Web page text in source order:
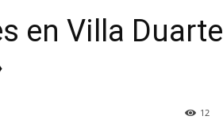
en Villa Duarte
12